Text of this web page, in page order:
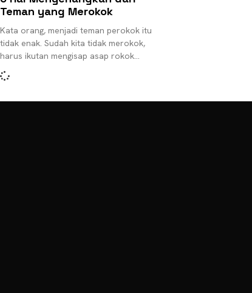
Teman yang Merokok
Kata orang, menjadi teman perokok itu
tidak enak. Sudah kita tidak merokok,
harus ikutan mengisap asap rokok
mereka pula. Duh, mengganggu betul.
Mungkin karena hal-hal